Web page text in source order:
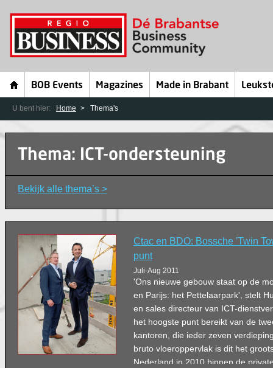
BOB Events Magazines Made in Brabant
U bent hier: Home Thema's
Thema: ICT-ondersteuning
Bekijk alle thema’s >
Ctac en BDO: Bossche 'Twin
punt
Juli-Aug 2011
'Ons nieuwe gebouw staat op de
en Parijs: het Pettelaarpark', stelt
en sales directeur van ICT-
het hoogste punt bereikt van de
kantoren, die ieder zeven
bruto vloeroppervlak is dit het
Nederland in 2010 binnen de